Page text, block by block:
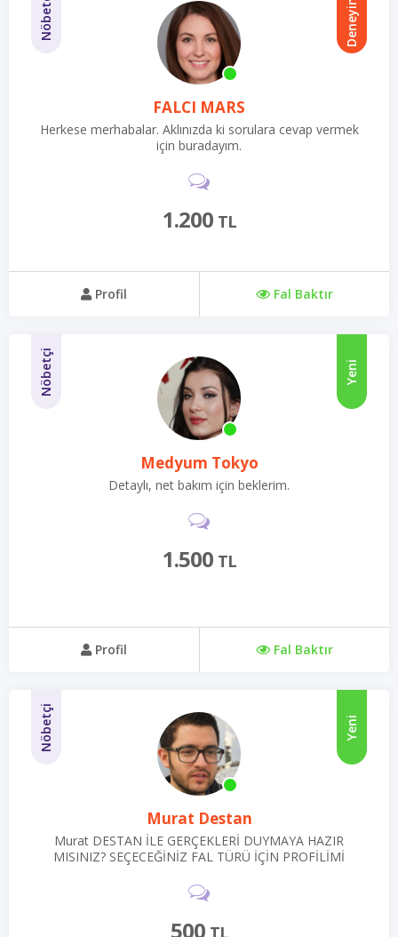
Nöbetçi Deneyimli
FALCI MARS
Herkese merhabalar. Aklınızda ki sorulara cevap vermek
için buradayım.
1.200 TL
Profil Fal Baktır
Nöbetçi Yeni
Medyum Tokyo
Detaylı, net bakım için beklerim.
1.500 TL
Profil Fal Baktır
Nöbetçi Yeni
Murat Destan
Murat DESTAN İLE GERÇEKLERİ DUYMAYA HAZIR
MISINIZ? SEÇECEĞİNİZ FAL TÜRÜ İÇİN PROFİLİMİ
500 TL